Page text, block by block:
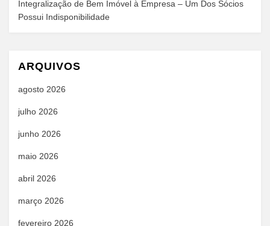
Integralização de Bem Imóvel à Empresa – Um Dos Sócios
Possui Indisponibilidade
ARQUIVOS
agosto 2026
julho 2026
junho 2026
maio 2026
abril 2026
março 2026
fevereiro 2026